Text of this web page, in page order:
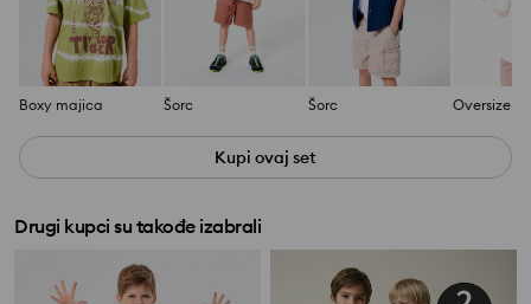
Boxy majica Šorc Šorc
Kupi ovaj set
Drugi kupci su takođe izabrali